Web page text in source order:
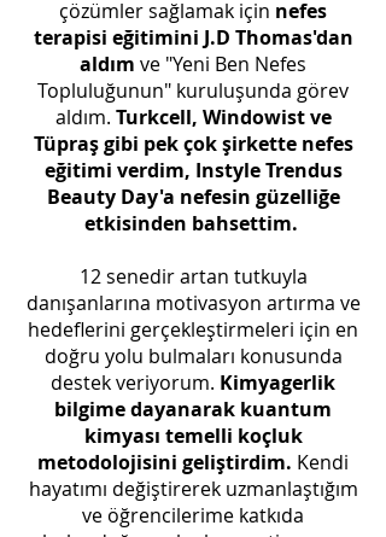
çözümler sağlamak için nefes
terapisi eğitimini J.D Thomas'dan
aldım ve "Yeni Ben Nefes
Topluluğunun" kuruluşunda görev
aldım. Turkcell, Windowist ve
Tüpraş gibi pek çok şirkette nefes
eğitimi verdim, Instyle Trendus
Beauty Day'a nefesin güzelliğe
etkisinden bahsettim.
12 senedir artan tutkuyla
danışanlarına motivasyon artırma ve
hedeflerini gerçekleştirmeleri için en
doğru yolu bulmaları konusunda
destek veriyorum. Kimyagerlik
bilgime dayanarak kuantum
kimyası temelli koçluk
metodolojisini geliştirdim. Kendi
hayatımı değiştirerek uzmanlaştığım
ve öğrencilerime katkıda